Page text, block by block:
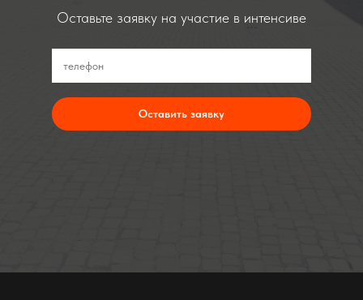
Оставьте заявку на участие в интенсиве
Оставить заявку